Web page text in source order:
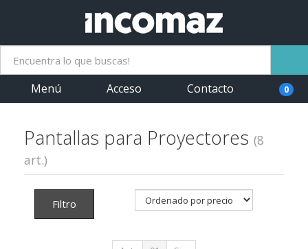
Menú Acceso Contacto 0
Pantallas para Proyectores (8
art.)
Filtro